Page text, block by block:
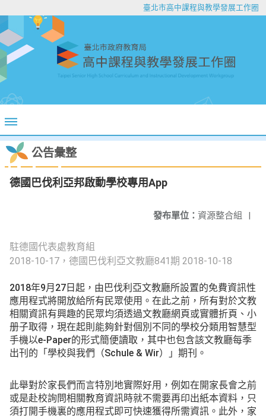
臺北市高中課程與教學發展工作圈
公告彙整
德國巴伐利亞邦啟動學校專用App
發布單位： 資源整合組 |
駐德國代表處教育組
2018-10-17，德國巴伐利亞文教廳841期 2018-10-18
2018年9月27日起，由巴伐利亞文教廳所設置的免費資訊性
應用程式將開放給所有民眾使用。在此之前，所有對於文教
相關資訊有興趣的民眾均須透過文教廳網頁或實體折頁、小
册子取得，現在起則能夠針對個別不同的學校分類用智慧型
手機以e-Paper的形式簡便讀取，其中也包含該文教廳每季
出刊的「學校與我們（Schule & Wir）」期刊。
此舉對於家長們而言特別地實際好用，例如在開家長會之前
或是赴校詢問相關教育資訊時就不需要再印出紙本資料，只
須打開手機裏的應用程式即可快速獲得所需資訊。此外，家